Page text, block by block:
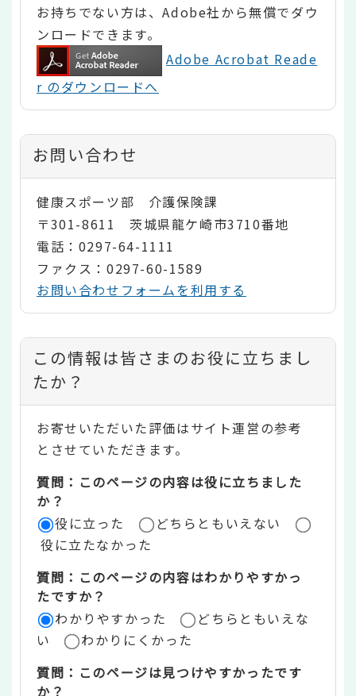
お持ちでない方は、Adobe社から無償でダウ
ンロードできます。
Adobe Acrobat Reade
r のダウンロードへ
お問い合わせ
健康スポーツ部 介護保険課
〒301-8611 茨城県龍ケ崎市3710番地
電話：0297-64-1111
ファクス：0297-60-1589
お問い合わせフォームを利用する
コ
ン
テ
ン
ツ
評
価
リ
ア
この情報は皆さまのお役に立ちまし
たか？
お寄せいただいた評価はサイト運営の参考
とさせていただきます。
質問：このページの内容は役に立ちました
か？
役に立った
どちらともいえない
役に立たなかった
質問：このページの内容はわかりやすかっ
たですか？
わかりやすかった
どちらともいえな
い
わかりにくかった
質問：このページは見つけやすかったです
か？